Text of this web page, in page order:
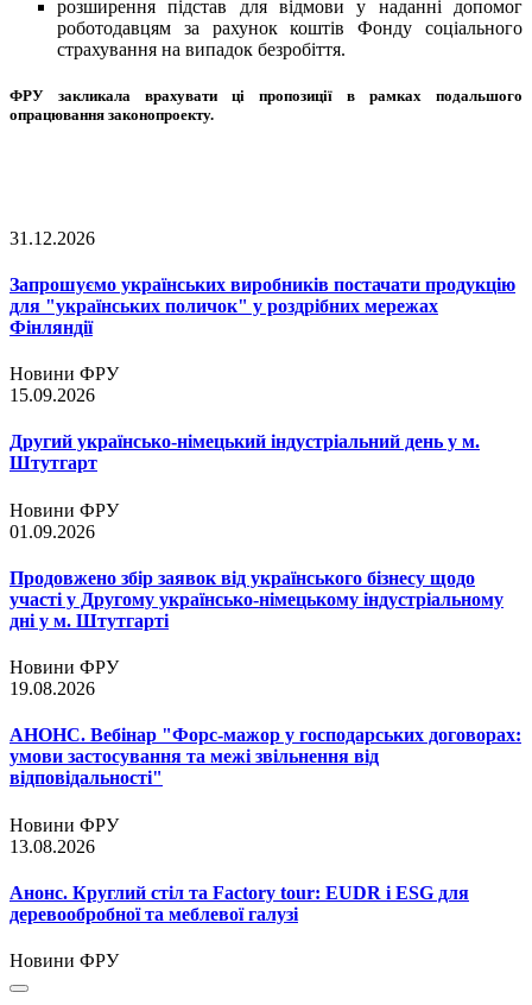
розширення підстав для відмови у наданні допомог
роботодавцям за рахунок коштів Фонду соціального
страхування на випадок безробіття.
ФРУ закликала врахувати ці пропозиції в рамках подальшого
опрацювання законопроекту.
31.12.2026
Запрошуємо українських виробників постачати продукцію
для "українських поличок" у роздрібних мережах
Фінляндії
Новини ФРУ
15.09.2026
Другий українсько-німецький індустріальний день у м.
Штутгарт
Новини ФРУ
01.09.2026
Продовжено збір заявок від українського бізнесу щодо
участі у Другому українсько-німецькому індустріальному
дні у м. Штутгарті
Новини ФРУ
19.08.2026
АНОНС. Вебінар "Форс-мажор у господарських договорах:
умови застосування та межі звільнення від
відповідальності"
Новини ФРУ
13.08.2026
Анонс. Круглий стіл та Factory tour: EUDR і ESG для
деревообробної та меблевої галузі
Новини ФРУ